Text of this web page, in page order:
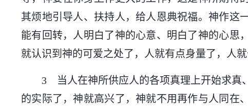
其烦地引导人、扶持人，给人恩典祝福。神作这
能有回转，人明白了神的心意、明白了神的心思
就认识到神的可爱之处了，人就有点身量了，人就
3 当人在神所供应人的各项真理上开始求真
的实际了，神就高兴了，神就不用再作与人同在